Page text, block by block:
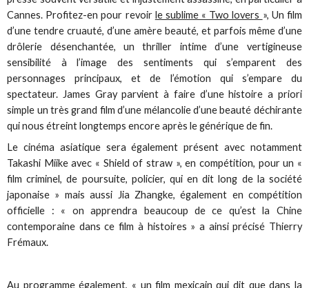
Cannes. Profitez-en pour revoir le sublime « Two lovers », Un film
d’une tendre cruauté, d’une amère beauté, et parfois même d’une
drôlerie désenchantée, un thriller intime d’une vertigineuse
sensibilité à l’image des sentiments qui s’emparent des
personnages principaux, et de l’émotion qui s’empare du
spectateur. James Gray parvient à faire d’une histoire a priori
simple un très grand film d’une mélancolie d’une beauté déchirante
qui nous étreint longtemps encore après le générique de fin.
Le cinéma asiatique sera également présent avec notamment
Takashi Miike avec « Shield of straw », en compétition, pour un «
film criminel, de poursuite, policier, qui en dit long de la société
japonaise » mais aussi Jia Zhangke, également en compétition
officielle : « on apprendra beaucoup de ce qu’est la Chine
contemporaine dans ce film à histoires » a ainsi précisé Thierry
Frémaux.
Au programme également, « un film mexicain qui dit que dans la